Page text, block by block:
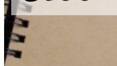
つ
い